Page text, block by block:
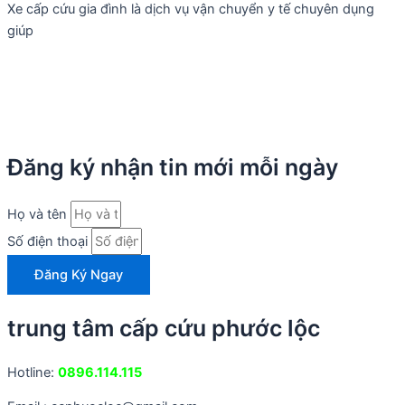
Xe cấp cứu gia đình là dịch vụ vận chuyển y tế chuyên dụng
giúp
Đăng ký nhận tin mới mỗi ngày
Họ và tên
Số điện thoại
Đăng Ký Ngay
trung tâm cấp cứu phước lộc
Hotline: 0896.114.115